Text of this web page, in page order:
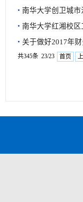
· 南华大学创卫城
· 南华大学红湘校
· 关于做好2017年
共345条 23/23 首页